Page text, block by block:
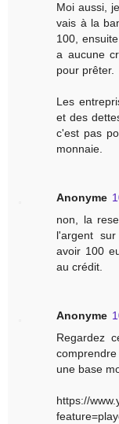
Moi aussi,
vais à la
100,
a aucune
pour prêter.
Les
et des
c'est pas
monnaie.
Anonyme
non, la
l'argent
avoir 100
au crédit.
Anonyme
Regardez
une base
https://